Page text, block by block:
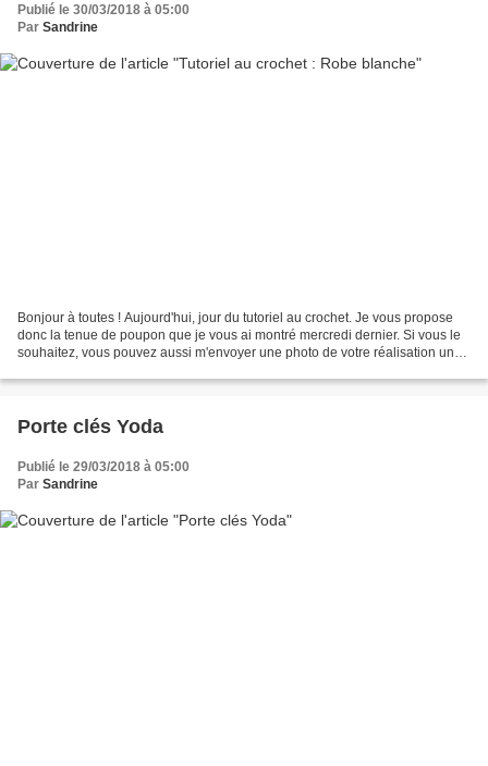
Publié le 30/03/2018 à 05:00
Par Sandrine
Bonjour à toutes ! Aujourd'hui, jour du tutoriel au crochet. Je vous propose
donc la tenue de poupon que je vous ai montré mercredi dernier. Si vous le
souhaitez, vous pouvez aussi m'envoyer une photo de votre réalisation une
Porte clés Yoda
Publié le 29/03/2018 à 05:00
Par Sandrine